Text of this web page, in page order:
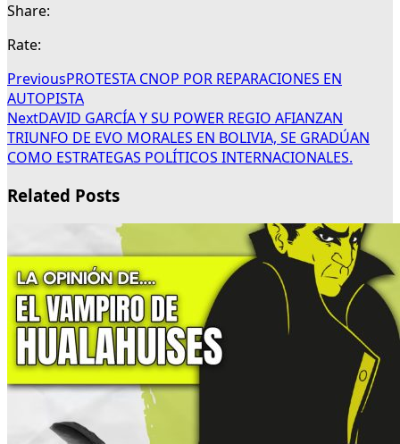
Share:
Rate:
PreviousPROTESTA CNOP POR REPARACIONES EN
AUTOPISTA
NextDAVID GARCÍA Y SU POWER REGIO AFIANZAN
TRIUNFO DE EVO MORALES EN BOLIVIA, SE GRADÚAN
COMO ESTRATEGAS POLÍTICOS INTERNACIONALES.
Related Posts